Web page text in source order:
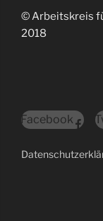
© Arbeitskreis
2018
Facebook